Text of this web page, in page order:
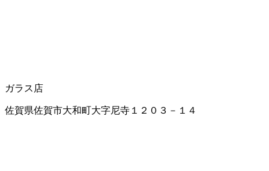
ガラス店
佐賀県佐賀市大和町大字尼寺１２０３－１４